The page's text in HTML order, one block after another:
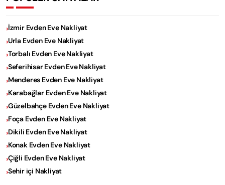
İzmir Evden Eve Nakliyat
Urla Evden Eve Nakliyat
Torbalı Evden Eve Nakliyat
Seferihisar Evden Eve Nakliyat
Menderes Evden Eve Nakliyat
Karabağlar Evden Eve Nakliyat
Güzelbahçe Evden Eve Nakliyat
Foça Evden Eve Nakliyat
Dikili Evden Eve Nakliyat
Konak Evden Eve Nakliyat
Çiğli Evden Eve Nakliyat
Sehir içi Nakliyat